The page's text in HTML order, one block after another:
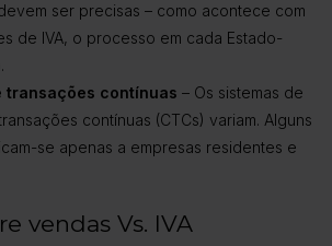
ser precisas – como acontece com
de IVA, o processo em cada Estado-
transações contínuas – Os sistemas de
contínuas (CTCs) variam. Alguns
se apenas a empresas residentes e
vendas Vs. IVA